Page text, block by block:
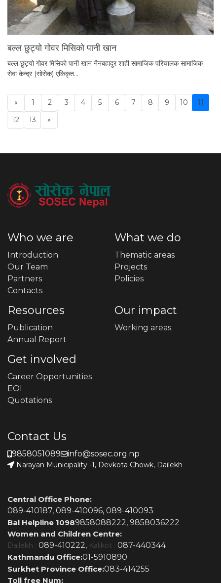
बल्ल छुट्यो गोवर मिसिको पानी खान
बल्ल छुट्यो गोवर मिसिको पानी खान नैनबहादुर शाही सामाजिक परिचालक सामाजिक
सेवा केन्द्र (सोसेक) एकिकृत…
«Previous
1 2 3 4 5 6 7 8 9 10
11
12
13 »
Who we are
Introduction
Our Team
Partners
Contacts
What we do
Thematic areas
Projects
Policies
Resources
Publication
Annual Report
Our impact
Working areas
Get involved
Career Opportunities
EOI
Quotations
Contact Us
9858051089 info@sosec.org.np
Narayan Municipality -1, Devkota Chowk, Dailekh
Central Office Phone:
089-410187, 089-410096, 089-410093
Bal Helpline 10989858088222, 9858036222
Women and Children Centre:
Dailekh : 089-410222, Kalikot : 087-440344
Kathmandu Office:01-5910890
Surkhet Province Office:083-414255
Toll free Num: